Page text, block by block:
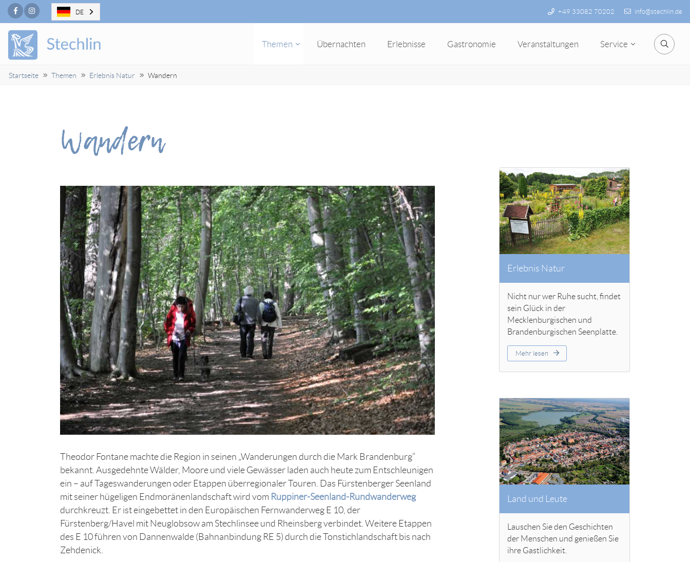
FacebookInstagram +49 33082 70202 info@stechlin.de
Themen Übernachten Erlebnisse Gastronomie Veranstaltungen Service Suche
Startseite Themen Erlebnis Natur Wandern
Wandern
Theodor Fontane machte die Region in seinen „Wanderungen durch die Mark Brandenburg“
bekannt. Ausgedehnte Wälder, Moore und viele Gewässer laden auch heute zum Entschleunigen
ein – auf Tageswanderungen oder Etappen überregionaler Touren. Das Fürstenberger Seenland
mit seiner hügeligen Endmoränenlandschaft wird vom Ruppiner-Seenland-Rundwanderweg
durchkreuzt. Er ist eingebettet in den Europäischen Fernwanderweg E 10, der
Fürstenberg/Havel mit Neuglobsow am Stechlinsee und Rheinsberg verbindet. Weitere Etappen
des E 10 führen von Dannenwalde (Bahnanbindung RE 5) durch die Tonstichlandschaft bis nach
Zehdenick.
Erlebnis Natur
Nicht nur wer Ruhe sucht, findet
sein Glück in der
Mecklenburgischen und
Brandenburgischen Seenplatte.
Mehr lesen
Land und Leute
Lauschen Sie den Geschichten
der Menschen und genießen Sie
ihre Gastlichkeit.
DE